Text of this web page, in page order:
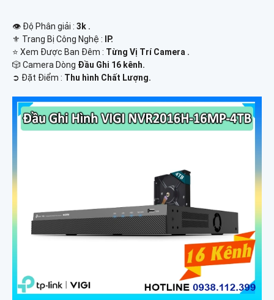
👁 Độ Phân giải : 3k .
⚜️ Trang Bị Công Nghệ :
IP.
⭐ Xem Được Ban Đêm : Từng Vị Trí Camera .
🎲 Camera Dòng Đầu Ghi 16 kênh.
️➲ Đặt Điểm : Thu hình Chất Lượng.